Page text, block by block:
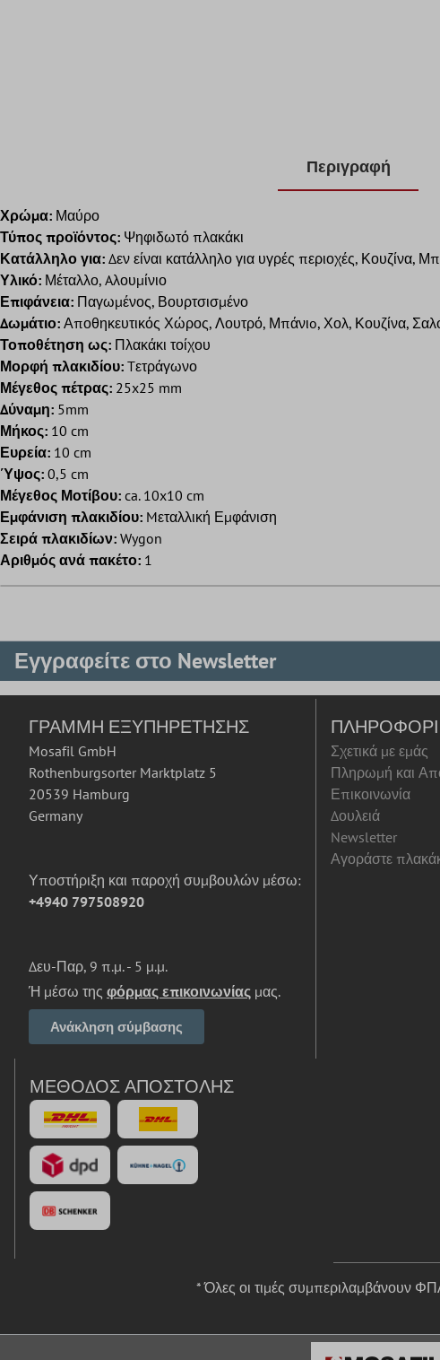
Περιγραφή
Χρώμα: Μαύρο
Τύπος προϊόντος: Ψηφιδωτό πλακάκι
Κατάλληλο για: Δεν είναι κατάλληλο για υγρές περιοχές,
Υλικό: Μέταλλο, Aλουμίνιο
Επιφάνεια: Παγωμένος, Βουρτσισμένο
Δωμάτιο: Αποθηκευτικός Χώρος, Λουτρό, Μπάνιo, Χολ, Κουζίνα,
Τοποθέτηση ως: Πλακάκι τοίχου
Μορφή πλακιδίου: Tετράγωνο
Μέγεθος πέτρας: 25x25 mm
Δύναμη: 5mm
Μήκος: 10 cm
Ευρεία: 10 cm
Ύψος: 0,5 cm
Μέγεθος Μοτίβου: ca. 10x10 cm
Εμφάνιση πλακιδίου: Mεταλλική Εμφάνιση
Σειρά πλακιδίων: Wygon
Αριθμός ανά πακέτο: 1
Εγγραφείτε στο Newsletter
ΓΡΑΜΜΉ ΕΞΥΠΗΡΈΤΗΣΗΣ
Mosafil GmbH
Rothenburgsorter Marktplatz 5
20539 Hamburg
Germany
Υποστήριξη και παροχή συμβουλών μέσω:
+4940 797508920
Δευ-Παρ, 9 π.μ. - 5 μ.μ.
Ή μέσω της φόρμας επικοινωνίας μας.
Ανάκληση σύμβασης
Σχετικά με εμάς
Πληρωμή και
Επικοινωνία
Δουλειά
Newsletter
Αγοράστε
ΜΈΘΟΔΟΣ ΑΠΟΣΤΟΛΉΣ
* Όλες οι τιμές συμπεριλαμβάνουν